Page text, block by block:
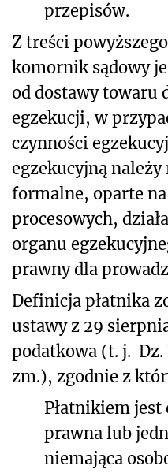
przepisów.
Z treści
komornik sądowy
od dostawy towaru
egzekucji, w
czynności
egzekucyjną
formalne, oparte
procesowych,
organu
prawny dla
Definicja płatnika
ustawy z 29
podatkowa (t. j. Dz.
zm.), zgodnie z
Płatnikiem jest
prawna lub
niemająca